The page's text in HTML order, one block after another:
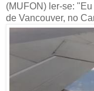
(MUFON) ler-se:
de Vancouver, no